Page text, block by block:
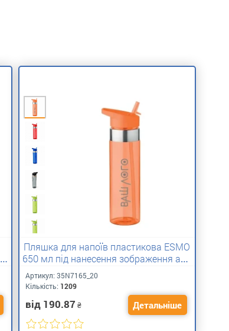
Пляшка для напоїв пластикова ESMO
650 мл під нанесення зображення або
логотипа замовника
Артикул:35N7165_20
Кількість: 1209
від 190.87 ₴ Детальніше